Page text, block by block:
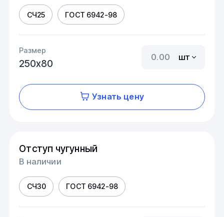
СЧ25 ГОСТ 6942-98
Размер
250х80
шт
Узнать цену
Отступ чугунный
В наличии
СЧ30 ГОСТ 6942-98